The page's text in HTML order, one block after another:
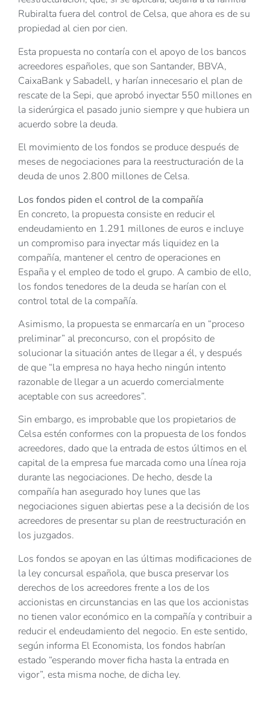
Rubiralta fuera del control de Celsa, que ahora es de su
propiedad al cien por cien.
Esta propuesta no contaría con el apoyo de los bancos
acreedores españoles, que son Santander, BBVA,
CaixaBank y Sabadell, y harían innecesario el plan de
rescate de la Sepi, que aprobó inyectar 550 millones en
la siderúrgica el pasado junio siempre y que hubiera un
acuerdo sobre la deuda.
El movimiento de los fondos se produce después de
meses de negociaciones para la reestructuración de la
deuda de unos 2.800 millones de Celsa.
Los fondos piden el control de la compañía
En concreto, la propuesta consiste en reducir el
endeudamiento en 1.291 millones de euros e incluye
un compromiso para inyectar más liquidez en la
compañía, mantener el centro de operaciones en
España y el empleo de todo el grupo. A cambio de ello,
los fondos tenedores de la deuda se harían con el
control total de la compañía.
Asimismo, la propuesta se enmarcaría en un “proceso
preliminar” al preconcurso, con el propósito de
solucionar la situación antes de llegar a él, y después
de que “la empresa no haya hecho ningún intento
razonable de llegar a un acuerdo comercialmente
aceptable con sus acreedores”.
Sin embargo, es improbable que los propietarios de
Celsa estén conformes con la propuesta de los fondos
acreedores, dado que la entrada de estos últimos en el
capital de la empresa fue marcada como una línea roja
durante las negociaciones. De hecho, desde la
compañía han asegurado hoy lunes que las
negociaciones siguen abiertas pese a la decisión de los
acreedores de presentar su plan de reestructuración en
los juzgados.
Los fondos se apoyan en las últimas modificaciones de
la ley concursal española, que busca preservar los
derechos de los acreedores frente a los de los
accionistas en circunstancias en las que los accionistas
no tienen valor económico en la compañía y contribuir a
reducir el endeudamiento del negocio. En este sentido,
según informa El Economista, los fondos habrían
estado “esperando mover ficha hasta la entrada en
vigor”, esta misma noche, de dicha ley.